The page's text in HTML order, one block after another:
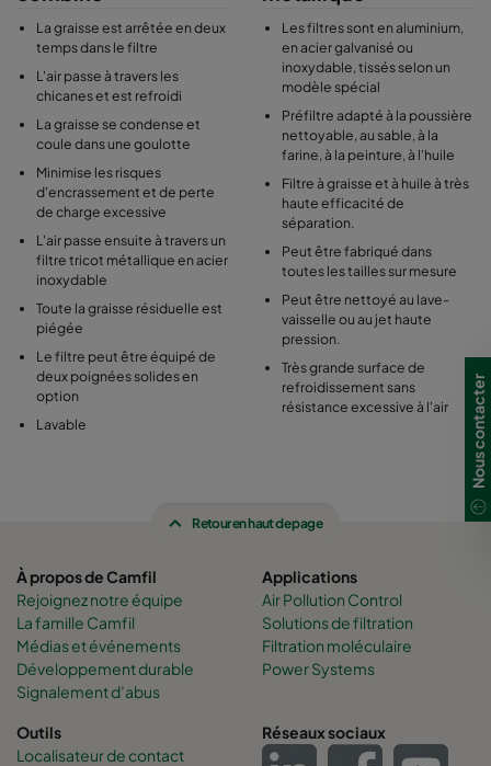
La graisse est arrêtée en deux
temps dans le filtre
L'air passe à travers les
chicanes et est refroidi
La graisse se condense et
coule dans une goulotte
Minimise les risques
d'encrassement et de perte
de charge excessive
L'air passe ensuite à travers un
filtre tricot métallique en acier
inoxydable
Toute la graisse résiduelle est
piégée
Le filtre peut être équipé de
deux poignées solides en
option
Lavable
Les filtres sont en aluminium,
en acier galvanisé ou
inoxydable, tissés selon un
modèle spécial
Préfiltre adapté à la poussière
nettoyable, au sable, à la
farine, à la peinture, à l'huile
Filtre à graisse et à huile à très
haute efficacité de
séparation.
Peut être fabriqué dans
toutes les tailles sur mesure
Peut être nettoyé au lave-
vaisselle ou au jet haute
pression.
Très grande surface de
refroidissement sans
résistance excessive à l'air
Retour en haut de page
À propos de Camfil
Rejoignez notre équipe
La famille Camfil
Médias et événements
Développement durable
Signalement d’abus
Applications
Air Pollution Control
Solutions de filtration
Filtration moléculaire
Power Systems
Outils
Localisateur de contact
Réseaux sociaux
Nous contacter